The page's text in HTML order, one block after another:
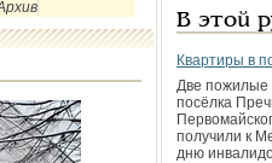
В этой
Квартиры в
Две
посёлка
получили к
дню